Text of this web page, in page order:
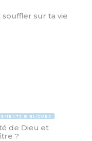
souffler sur ta vie
BIBLIQUES
de Dieu et
?